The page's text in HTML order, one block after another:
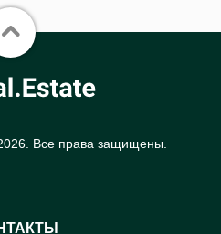
Все права защищены.